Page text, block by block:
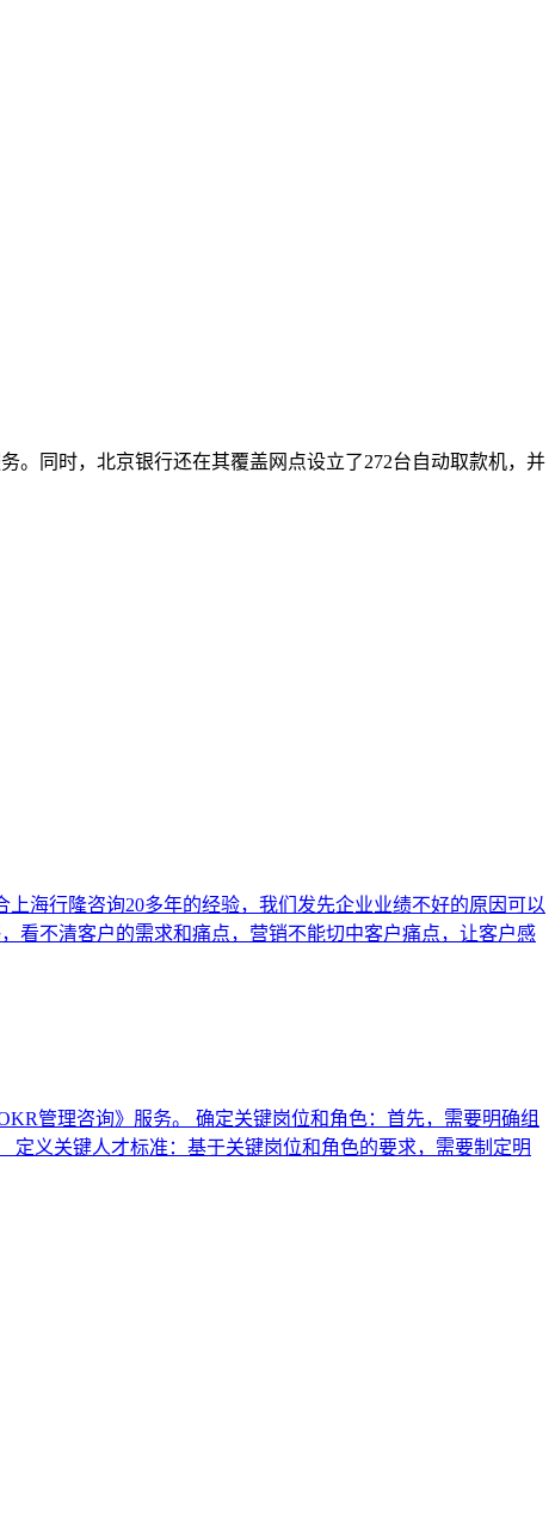
。同时，北京银行还在其覆盖网点设立了272台自动取款机，并
海行隆咨询20多年的经验，我们发先企业业绩不好的原因可以
看不清客户的需求和痛点，营销不能切中客户痛点，让客户感
管理咨询》服务。 确定关键岗位和角色：首先，需要明确组
义关键人才标准：基于关键岗位和角色的要求，需要制定明